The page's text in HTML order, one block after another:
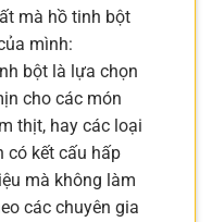
mà hồ tinh bột
mình:
bột là lựa chọn
cho các món
thịt, hay các loại
có kết cấu hấp
mà không làm
các chuyên gia